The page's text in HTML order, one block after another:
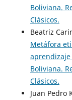
Boliviana.
Clásicos.
Beatriz
Metáfora
aprendizaje
Boliviana.
Clásicos.
Juan Pedro